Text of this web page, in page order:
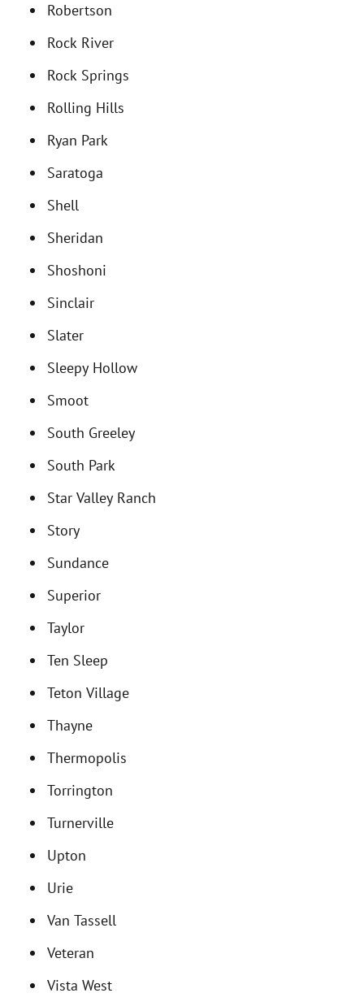
Robertson
Rock River
Rock Springs
Rolling Hills
Ryan Park
Saratoga
Shell
Sheridan
Shoshoni
Sinclair
Slater
Sleepy Hollow
Smoot
South Greeley
South Park
Star Valley Ranch
Story
Sundance
Superior
Taylor
Ten Sleep
Teton Village
Thayne
Thermopolis
Torrington
Turnerville
Upton
Urie
Van Tassell
Veteran
Vista West